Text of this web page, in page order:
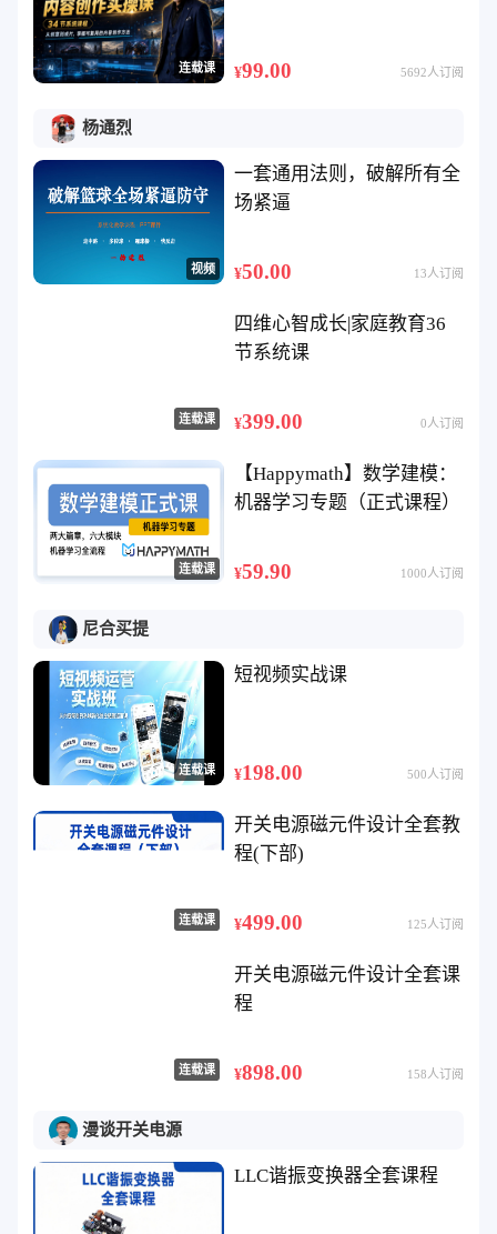
连载课 ¥99.00 5692人订阅
杨通烈
视频
一套通用法则，破解所有全
场紧逼
¥50.00 13人订阅
连载课
四维心智成长|家庭教育36
节系统课
¥399.00 0人订阅
连载课
【Happymath】数学建模：
机器学习专题（正式课程）
¥59.90 1000人订阅
尼合买提
连载课
短视频实战课
¥198.00 500人订阅
连载课
开关电源磁元件设计全套教
程(下部)
¥499.00 125人订阅
连载课
开关电源磁元件设计全套课
程
¥898.00 158人订阅
漫谈开关电源
LLC谐振变换器全套课程